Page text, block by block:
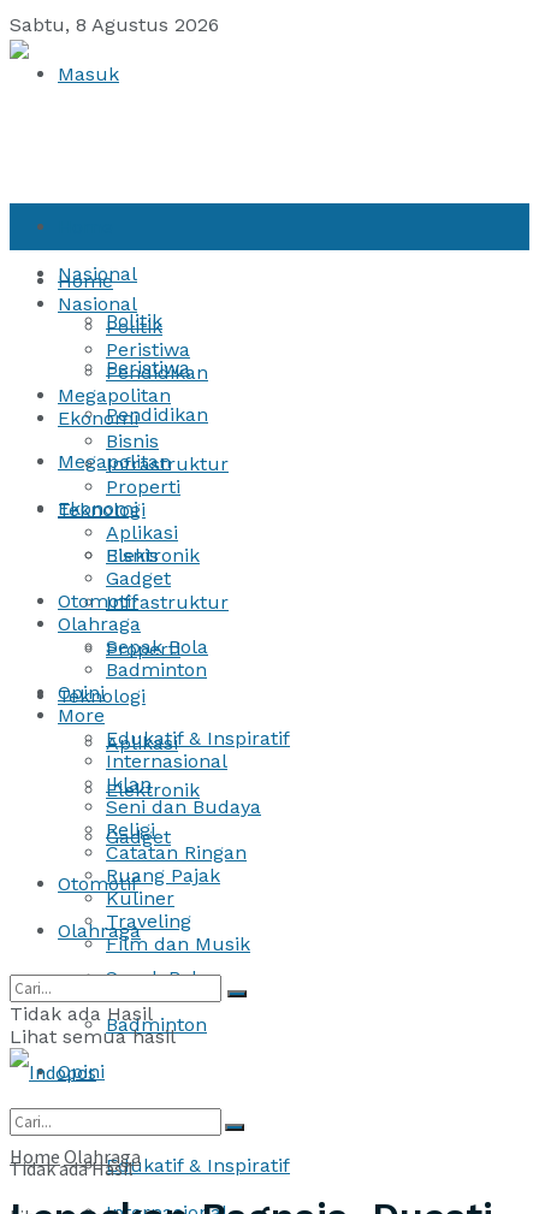
Sabtu, 8 Agustus 2026
Masuk
Nasional
Politik
Peristiwa
Pendidikan
Megapolitan
Ekonomi
Bisnis
Infrastruktur
Properti
Teknologi
Aplikasi
Elektronik
Gadget
Otomotif
Olahraga
Sepak Bola
Badminton
Opini
Edukatif & Inspiratif
Home
Nasional
Politik
Peristiwa
Pendidikan
Megapolitan
Ekonomi
Bisnis
Infrastruktur
Properti
Teknologi
Aplikasi
Elektronik
Gadget
Otomotif
Olahraga
Sepak Bola
Badminton
Opini
More
Edukatif & Inspiratif
Internasional
Iklan
Seni dan Budaya
Religi
Catatan Ringan
Ruang Pajak
Kuliner
Traveling
Film dan Musik
Tidak ada Hasil
Lihat semua hasil
Tidak ada Hasil
Home Olahraga